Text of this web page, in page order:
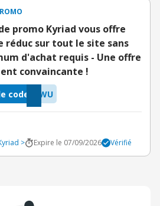
promo Kyriad vous offre
réduc sur tout le site sans
d'achat requis - Une offre
convaincante !
BWU
code
>
Expire le 07/09/2026 Vérifié